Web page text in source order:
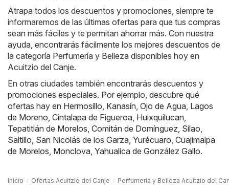
Atrapa todos los descuentos y promociones, siempre te
informaremos de las últimas ofertas para que tus compras
sean más fáciles y te permitan ahorrar más. Con nuestra
ayuda, encontrarás fácilmente los mejores descuentos de
la categoría Perfumería y Belleza disponibles hoy en
Acuitzio del Canje.
En otras ciudades también encontrarás descuentos y
promociones especiales. Por ejemplo, descubre qué
ofertas hay en Hermosillo Kanasín Ojo de Agua Lagos
de Moreno Cintalapa de Figueroa Huixquilucan
Tepatitlán de Morelos Comitán de Domínguez Silao
Saltillo San Nicolás de los Garza Yurécuaro Cuajimalpa
de Morelos Monclova Yahualica de González Gallo.
Inicio Ofertas Acuitzio del Canje Perfumería y Belleza Acuitzio del